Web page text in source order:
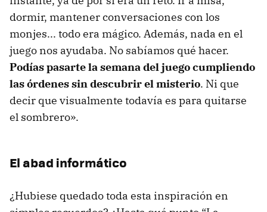
dormir, mantener conversaciones con los
monjes... todo era mágico. Además, nada en el
juego nos ayudaba. No sabíamos qué hacer.
Podías pasarte la semana del juego cumpliendo
las órdenes sin descubrir el misterio. Ni que
decir que visualmente todavía es para quitarse
el sombrero».
El abad informático
¿Hubiese quedado toda esta inspiración en